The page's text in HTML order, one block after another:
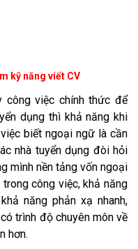
kỹ năng viết CV
công việc chính thức để
dụng thì khả năng khi
biết ngoại ngữ là cần
nhà tuyển dụng đòi hỏi
mình nền tảng vốn ngoại
công việc, khả năng
năng phản xạ nhanh,
trình độ chuyên môn về
hơn.